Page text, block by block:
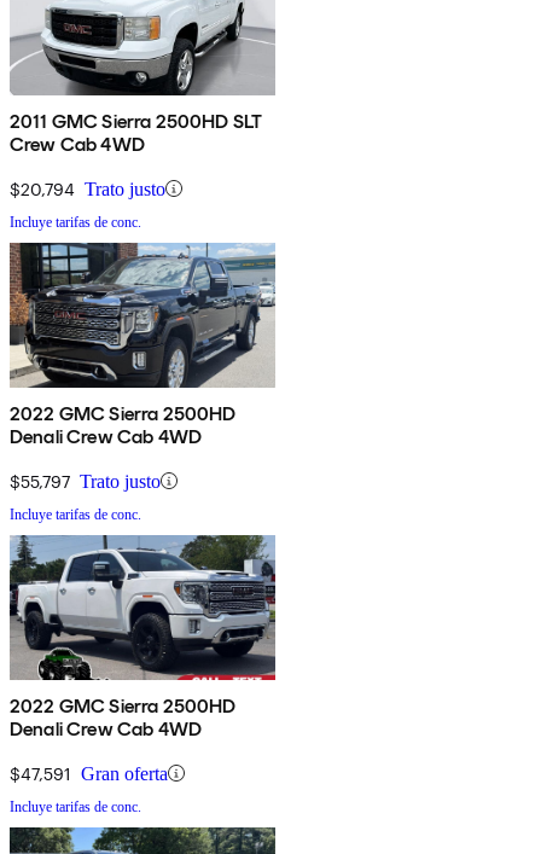
2011 GMC Sierra 2500HD SLT
Crew Cab 4WD
$20,794 Trato justo
Incluye tarifas de conc.
2022 GMC Sierra 2500HD
Denali Crew Cab 4WD
$55,797 Trato justo
Incluye tarifas de conc.
2022 GMC Sierra 2500HD
Denali Crew Cab 4WD
$47,591 Gran oferta
Incluye tarifas de conc.